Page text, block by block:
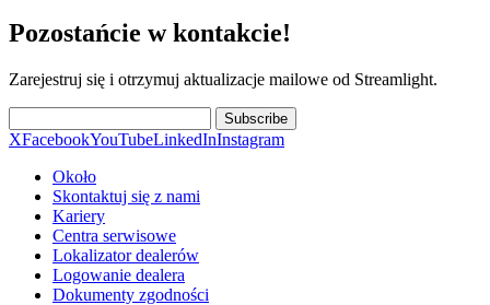
Pozostańcie w kontakcie!
Zarejestruj się i otrzymuj aktualizacje mailowe od Streamlight.
Subscribe
XFacebookYouTubeLinkedInInstagram
Około
Skontaktuj się z nami
Kariery
Centra serwisowe
Lokalizator dealerów
Logowanie dealera
Dokumenty zgodności